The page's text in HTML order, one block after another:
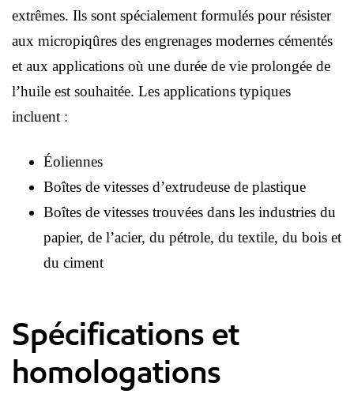
extrêmes. Ils sont spécialement formulés pour résister
aux micropiqûres des engrenages modernes cémentés
et aux applications où une durée de vie prolongée de
l’huile est souhaitée. Les applications typiques
incluent :
Éoliennes
Boîtes de vitesses d’extrudeuse de plastique
Boîtes de vitesses trouvées dans les industries du
papier, de l’acier, du pétrole, du textile, du bois et
du ciment
Spécifications et
homologations